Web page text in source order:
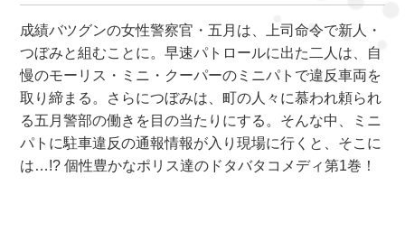
成績バツグンの女性警察官・五月は、上司命令で新人・
つぼみと組むことに。早速パトロールに出た二人は、自
慢のモーリス・ミニ・クーパーのミニパトで違反車両を
取り締まる。さらにつぼみは、町の人々に慕われ頼られ
る五月警部の働きを目の当たりにする。そんな中、ミニ
パトに駐車違反の通報情報が入り現場に行くと、そこに
は…!? 個性豊かなポリス達のドタバタコメディ第1巻！